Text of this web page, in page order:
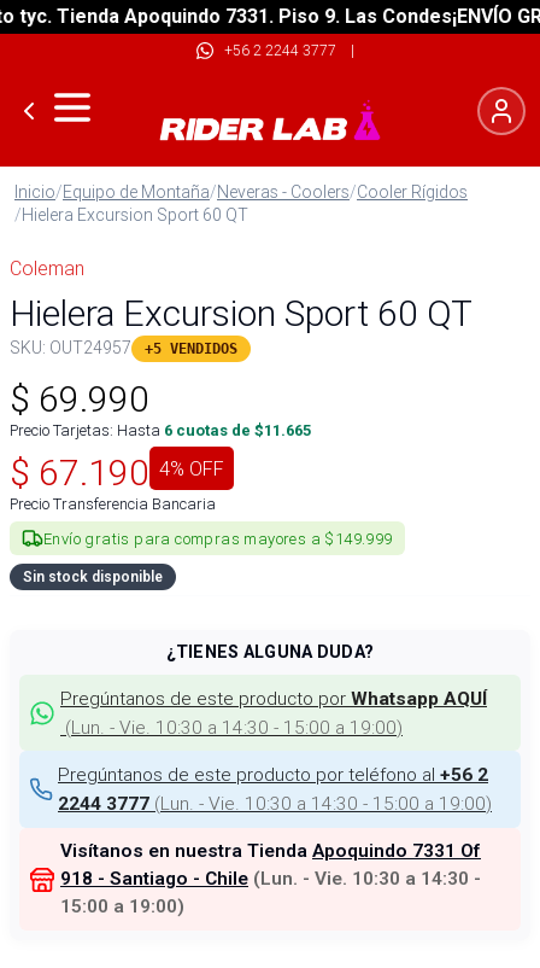
Tienda Apoquindo 7331. Piso 9. Las Condes¡ENVÍO
+56 2 2244 3777 |
Inicio/Equipo de Montaña/Neveras - Coolers/Cooler Rígidos
/Hielera Excursion Sport 60 QT
Coleman
Hielera Excursion Sport 60 QT
SKU: OUT24957 +5 VENDIDOS
$ 69.990
Precio Tarjetas: Hasta 6 cuotas de $11.665
$ 67.190 4% OFF
Precio Transferencia Bancaria
Envío gratis para compras mayores a $149.999
Sin stock disponible
¿TIENES ALGUNA DUDA?
Pregúntanos de este producto por Whatsapp AQUÍ
(Lun. - Vie. 10:30 a 14:30 - 15:00 a 19:00)
Pregúntanos de este producto por teléfono al +56 2
2244 3777 (Lun. - Vie. 10:30 a 14:30 - 15:00 a 19:00)
Visítanos en nuestra Tienda Apoquindo 7331 Of
918 - Santiago - Chile (Lun. - Vie. 10:30 a 14:30 -
15:00 a 19:00)